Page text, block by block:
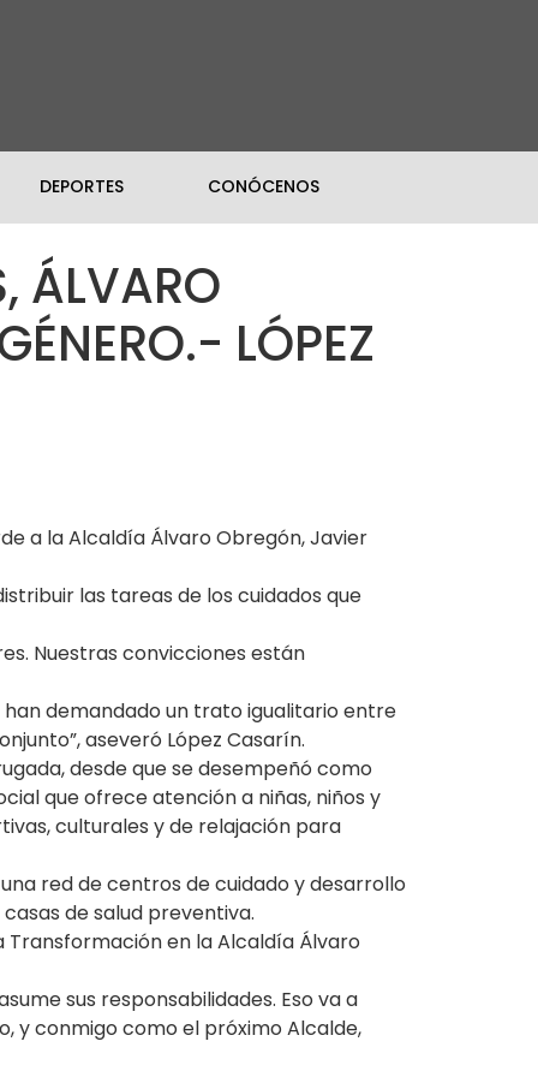
DEPORTES CONÓCENOS
ÁLVARO
LÓPEZ
a la Alcaldía Álvaro Obregón, Javier
las tareas de los cuidados que
Nuestras convicciones están
han demandado un trato igualitario entre
aseveró López Casarín.
desde que se desempeñó como
que ofrece atención a niñas, niños y
culturales y de relajación para
red de centros de cuidado y desarrollo
de salud preventiva.
Transformación en la Alcaldía Álvaro
sus responsabilidades. Eso va a
y conmigo como el próximo Alcalde,